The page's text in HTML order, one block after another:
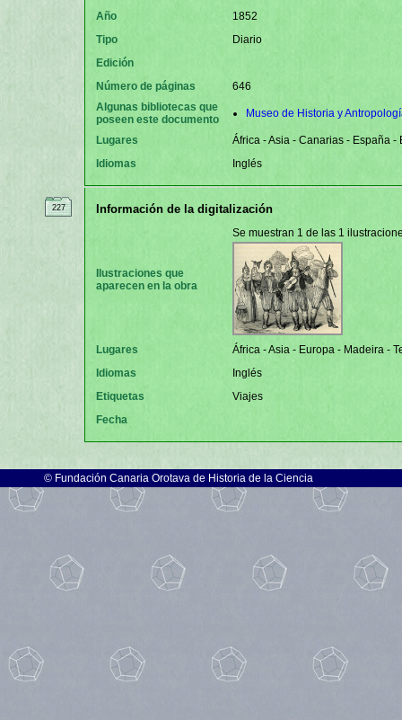
Año
1852
Tipo
Diario
Edición
Número de páginas
646
Algunas bibliotecas que
poseen este documento
Museo de Historia y
Lugares
África - Asia - Canarias - España
Idiomas
Inglés
227 Información de la digitalización
Ilustraciones que
aparecen en la obra
Se muestran 1 de las 1
Lugares
África - Asia - Europa - Madeira -
Idiomas
Inglés
Etiquetas
Viajes
Fecha
© Fundación Canaria Orotava de Historia de la Ciencia